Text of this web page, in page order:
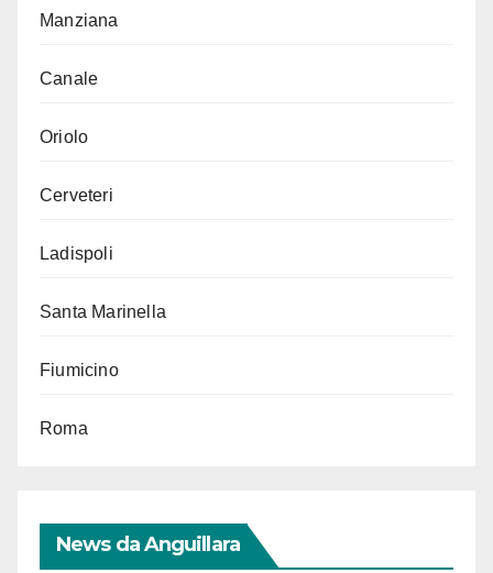
Manziana
Canale
Oriolo
Cerveteri
Ladispoli
Santa Marinella
Fiumicino
Roma
News da Anguillara